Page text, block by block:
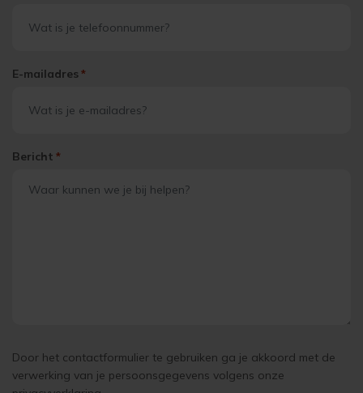
E-mailadres *
Bericht *
Door het contactformulier te gebruiken ga je akkoord met de
verwerking van je persoonsgegevens volgens onze